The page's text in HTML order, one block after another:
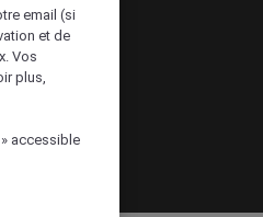
email (si
et de
Vos
plus,
accessible